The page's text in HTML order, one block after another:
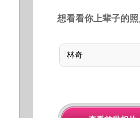
想看看你上辈子的